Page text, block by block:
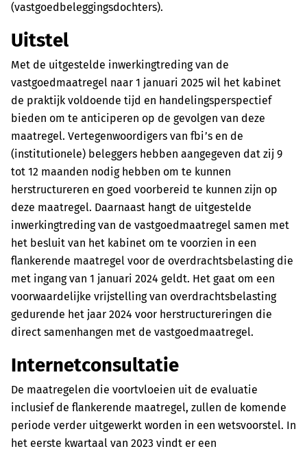
(vastgoedbeleggingsdochters).
Uitstel
Met de uitgestelde inwerkingtreding van de
vastgoedmaatregel naar 1 januari 2025 wil het kabinet
de praktijk voldoende tijd en handelingsperspectief
bieden om te anticiperen op de gevolgen van deze
maatregel. Vertegenwoordigers van fbi’s en de
(institutionele) beleggers hebben aangegeven dat zij 9
tot 12 maanden nodig hebben om te kunnen
herstructureren en goed voorbereid te kunnen zijn op
deze maatregel. Daarnaast hangt de uitgestelde
inwerkingtreding van de vastgoedmaatregel samen met
het besluit van het kabinet om te voorzien in een
flankerende maatregel voor de overdrachtsbelasting die
met ingang van 1 januari 2024 geldt. Het gaat om een
voorwaardelijke vrijstelling van overdrachtsbelasting
gedurende het jaar 2024 voor herstructureringen die
direct samenhangen met de vastgoedmaatregel.
Internetconsultatie
De maatregelen die voortvloeien uit de evaluatie
inclusief de flankerende maatregel, zullen de komende
periode verder uitgewerkt worden in een wetsvoorstel. In
het eerste kwartaal van 2023 vindt er een